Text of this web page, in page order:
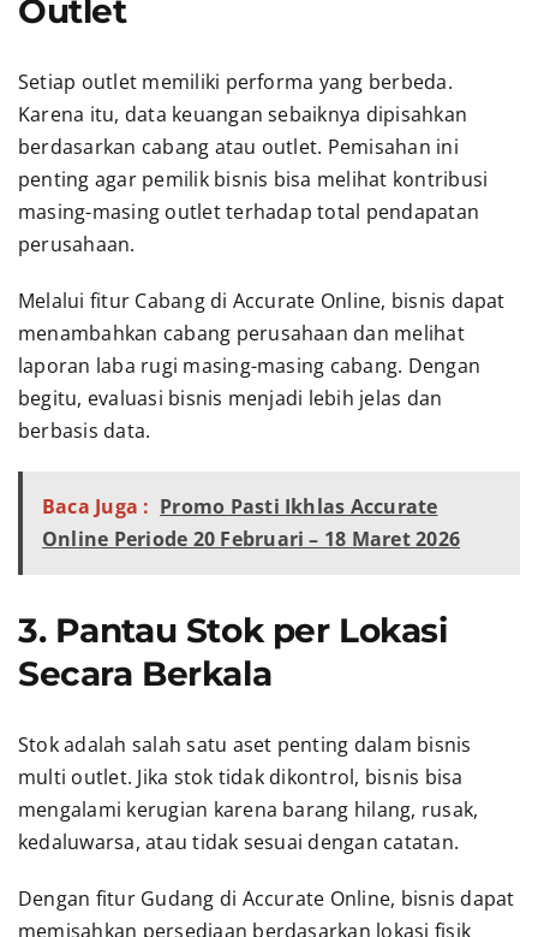
Outlet
Setiap outlet memiliki performa yang berbeda.
Karena itu, data keuangan sebaiknya dipisahkan
berdasarkan cabang atau outlet. Pemisahan ini
penting agar pemilik bisnis bisa melihat kontribusi
masing-masing outlet terhadap total pendapatan
perusahaan.
Melalui fitur Cabang di Accurate Online, bisnis dapat
menambahkan cabang perusahaan dan melihat
laporan laba rugi masing-masing cabang. Dengan
begitu, evaluasi bisnis menjadi lebih jelas dan
berbasis data.
Baca Juga : Promo Pasti Ikhlas Accurate
Online Periode 20 Februari – 18 Maret 2026
3. Pantau Stok per Lokasi
Secara Berkala
Stok adalah salah satu aset penting dalam bisnis
multi outlet. Jika stok tidak dikontrol, bisnis bisa
mengalami kerugian karena barang hilang, rusak,
kedaluwarsa, atau tidak sesuai dengan catatan.
Dengan fitur Gudang di Accurate Online, bisnis dapat
memisahkan persediaan berdasarkan lokasi fisik